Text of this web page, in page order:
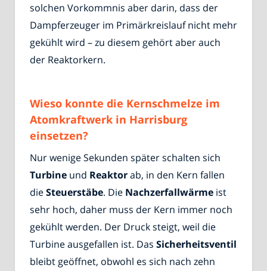
solchen Vorkommnis aber darin, dass der
Dampferzeuger im Primärkreislauf nicht mehr
gekühlt wird – zu diesem gehört aber auch
der Reaktorkern.
Wieso konnte die Kernschmelze im
Atomkraftwerk in Harrisburg
einsetzen?
Nur wenige Sekunden später schalten sich
Turbine und Reaktorab, in den Kern fallen
dieSteuerstäbe. Die Nachzerfallwärme ist
sehr hoch, daher muss der Kern immer noch
gekühlt werden. Der Druck steigt, weil die
Turbine ausgefallen ist. Das Sicherheitsventil
bleibt geöffnet, obwohl es sich nach zehn